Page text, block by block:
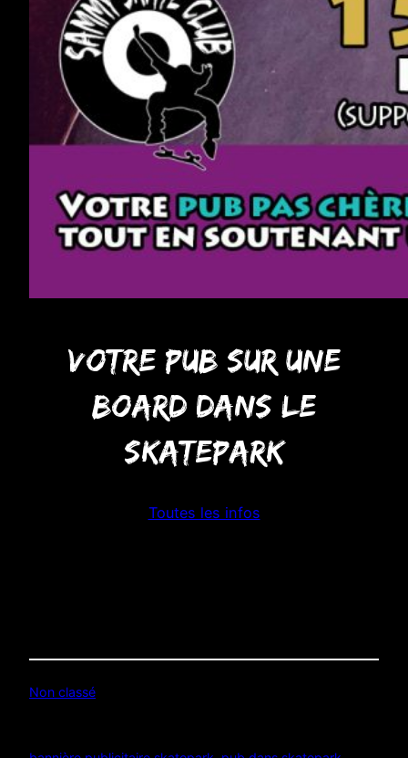
Votre pub sur une
board dans le
skatepark
Toutes les infos
Non classé